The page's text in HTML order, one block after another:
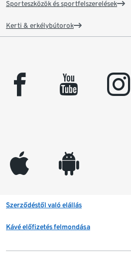
Sporteszközök és sportfelszerelések
Kerti & erkélybútorok
facebook youtube instagram
appleinc android
Szerződéstől való elállás
Kávé előfizetés felmondása